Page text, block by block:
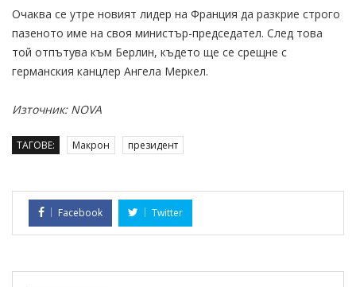
Очаква се утре новият лидер на Франция да разкрие строго
пазеното име на своя министър-председател. След това
той отпътува към Берлин, където ще се срещне с
германския канцлер Ангела Меркел.
Източник: NOVA
ТАГОВЕ: Макрон президент
Facebook Twitter